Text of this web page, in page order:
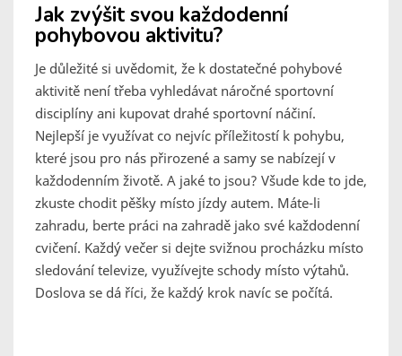
Jak zvýšit svou každodenní
pohybovou aktivitu?
Je důležité si uvědomit, že k dostatečné pohybové
aktivitě není třeba vyhledávat náročné sportovní
disciplíny ani kupovat drahé sportovní náčiní.
Nejlepší je využívat co nejvíc příležitostí k pohybu,
které jsou pro nás přirozené a samy se nabízejí v
každodenním životě. A jaké to jsou? Všude kde to jde,
zkuste chodit pěšky místo jízdy autem. Máte-li
zahradu, berte práci na zahradě jako své každodenní
cvičení. Každý večer si dejte svižnou procházku místo
sledování televize, využívejte schody místo výtahů.
Doslova se dá říci, že každý krok navíc se počítá.